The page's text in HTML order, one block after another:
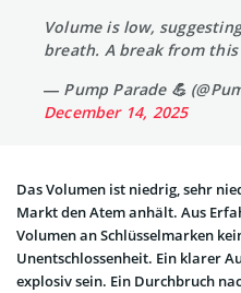
Volume is low,
breath. A break from
— Pump Parade 💪
December 14, 2025
Das Volumen ist niedrig, sehr
Markt den Atem anhält. Aus
Volumen an Schlüsselmarken
Unentschlossenheit. Ein klarer
explosiv sein. Ein Durchbruch